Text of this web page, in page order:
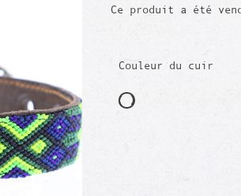
Ce produit a été
Couleur du cuir